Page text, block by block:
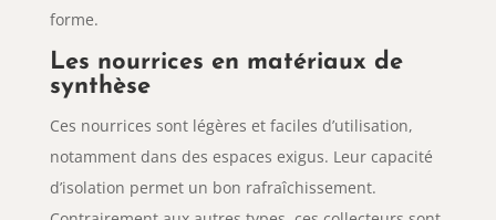
forme.
Les nourrices en matériaux de
synthèse
Ces nourrices sont légères et faciles d’utilisation,
notamment dans des espaces exigus. Leur capacité
d’isolation permet un bon rafraîchissement.